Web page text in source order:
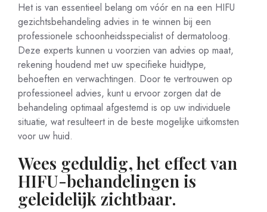
Het is van essentieel belang om vóór en na een HIFU
gezichtsbehandeling advies in te winnen bij een
professionele schoonheidsspecialist of dermatoloog.
Deze experts kunnen u voorzien van advies op maat,
rekening houdend met uw specifieke huidtype,
behoeften en verwachtingen. Door te vertrouwen op
professioneel advies, kunt u ervoor zorgen dat de
behandeling optimaal afgestemd is op uw individuele
situatie, wat resulteert in de beste mogelijke uitkomsten
voor uw huid.
Wees geduldig, het effect van
HIFU-behandelingen is
geleidelijk zichtbaar.